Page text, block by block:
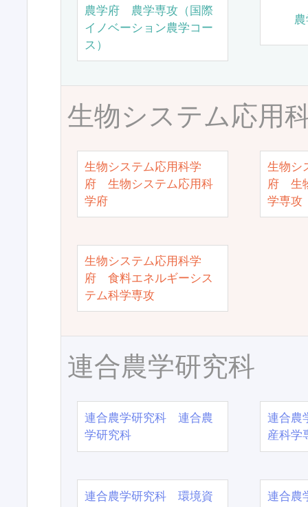
農学府 農学専攻（国際
イノベーション農学コー
ス）
生物システム応用
生物システム応用科学
府 生物システム応用科
学府
生物シ
府 生
学専攻
生物システム応用科学
府 食料エネルギーシス
テム科学専攻
連合農学研究科
連合農学研究科 連合農
学研究科
連合農
産科学
連合農学研究科 環境資
連合農